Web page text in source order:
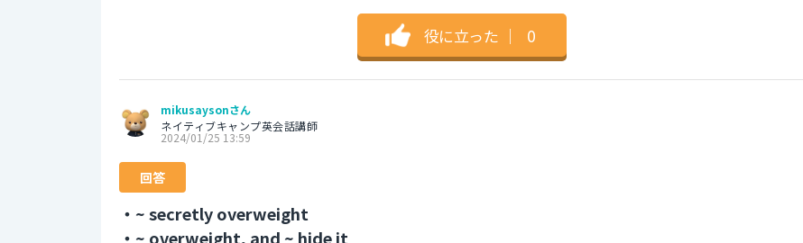
役に立った ｜ 0
mikusaysonさん
ネイティブキャンプ英会話講師
2024/01/25 13:59
回答
・~ secretly overweight
・~ overweight, and ~ hide it